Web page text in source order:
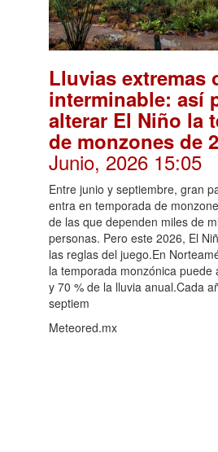
Lluvias extremas
interminable: así
alterar El Niño la
de monzones de
Junio, 2026 15:05
Entre junio y septiembre, gran
entra en temporada de
de las que dependen miles de
personas. Pero este 2026, El
las reglas del juego.En
la temporada monzónica puede
y 70 % de la lluvia anual.Cada
septiem
Meteored.mx